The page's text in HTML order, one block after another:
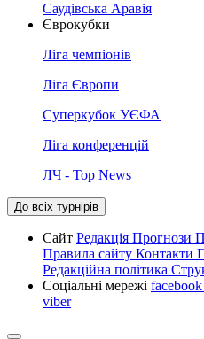
Саудівська Аравія
Єврокубки
Ліга чемпіонів
Ліга Європи
Суперкубок УЄФА
Ліга конференцій
ЛЧ - Top News
До всіх турнірів
Сайт Редакція Прогнози
Правила сайту Контакти
Редакційна політика
Соціальні мережі facebook
viber